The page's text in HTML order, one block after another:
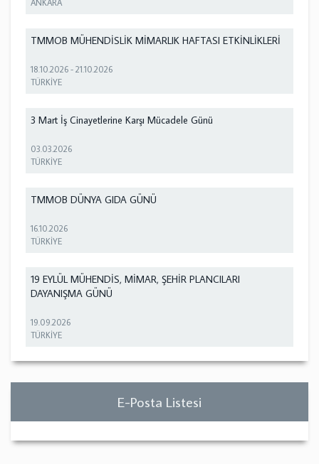
ANKARA
TMMOB MÜHENDİSLİK MİMARLIK HAFTASI ETKİNLİKLERİ
18.10.2026 -21.10.2026
TÜRKİYE
3 Mart İş Cinayetlerine Karşı Mücadele Günü
03.03.2026
TÜRKİYE
TMMOB DÜNYA GIDA GÜNÜ
16.10.2026
TÜRKİYE
19 EYLÜL MÜHENDİS, MİMAR, ŞEHİR PLANCILARI
DAYANIŞMA GÜNÜ
19.09.2026
TÜRKİYE
E-Posta Listesi